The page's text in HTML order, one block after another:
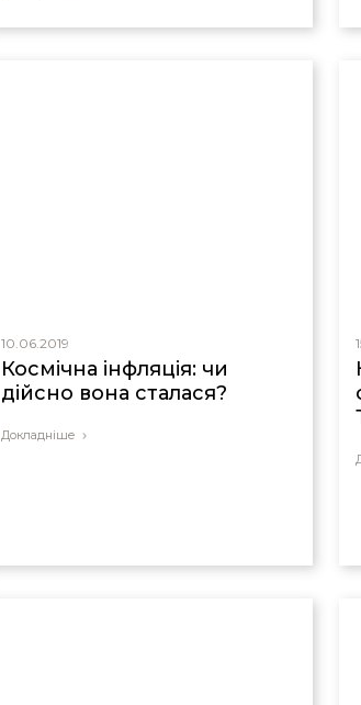
10.06.2019
Космічна інфляція: чи
дійсно вона сталася?
Докладніше